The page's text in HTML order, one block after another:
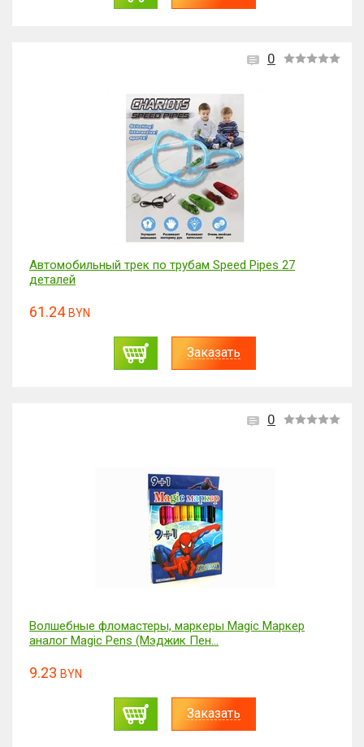
0
Автомобильный трек по трубам Speed Pipes 27
деталей
61.24 BYN
Заказать
0
Волшебные фломастеры, маркеры Magic Маркер
аналог Magic Pens (Мэджик Пен...
9.23 BYN
Заказать